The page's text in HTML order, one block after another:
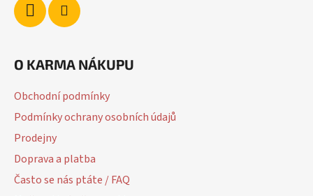
O KARMA NÁKUPU
Obchodní podmínky
Podmínky ochrany osobních údajů
Prodejny
Doprava a platba
Často se nás ptáte / FAQ